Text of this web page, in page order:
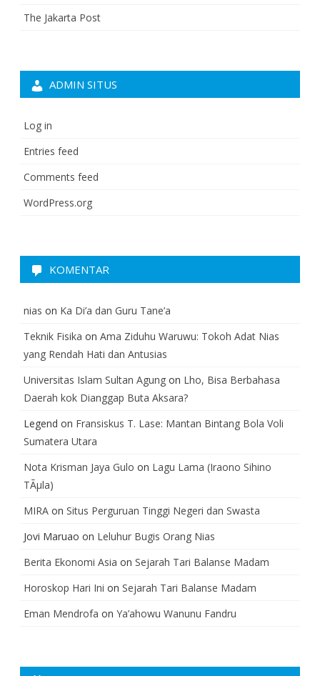
The Jakarta Post
ADMIN SITUS
Log in
Entries feed
Comments feed
WordPress.org
KOMENTAR
nias on Ka Di’a dan Guru Tane’a
Teknik Fisika on Ama Ziduhu Waruwu: Tokoh Adat Nias
yang Rendah Hati dan Antusias
Universitas Islam Sultan Agung on Lho, Bisa Berbahasa
Daerah kok Dianggap Buta Aksara?
Legend on Fransiskus T. Lase: Mantan Bintang Bola Voli
Sumatera Utara
Nota Krisman Jaya Gulo on Lagu Lama (Iraono Sihino
TÃµla)
MIRA on Situs Perguruan Tinggi Negeri dan Swasta
Jovi Maruao on Leluhur Bugis Orang Nias
Berita Ekonomi Asia on Sejarah Tari Balanse Madam
Horoskop Hari Ini on Sejarah Tari Balanse Madam
Eman Mendrofa on Ya’ahowu Wanunu Fandru